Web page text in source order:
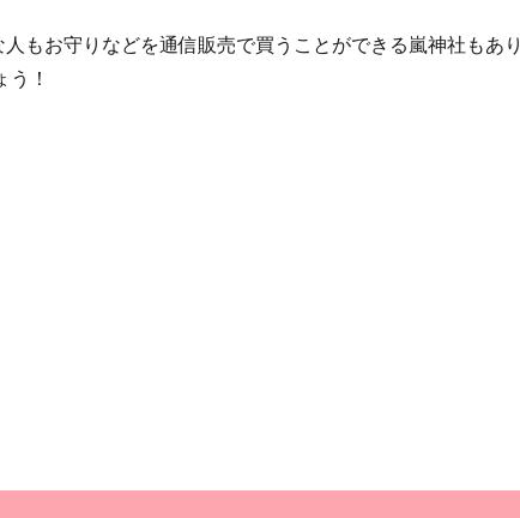
もお守りなどを通信販売で買うことができる嵐神社もあり
！